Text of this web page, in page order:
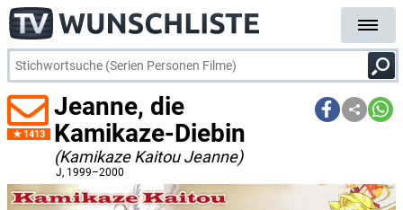
1413
Jeanne, die
Kamikaze-Diebin
(Kamikaze Kaitou Jeanne)
J, 1999–2000